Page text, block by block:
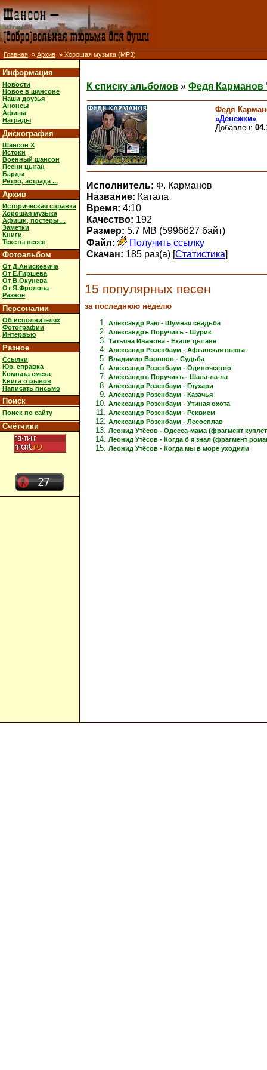
Главная » Архив » Хорошая музыка (MP3)
Информация
Новости
Новое в шансоне
Наши друзья
Анонсы
Афиша
Награды
Дискография
Шансон X
Истоки
Военный шансон
Песни цыган
Барды
Ретро, эстрада ...
Архив
Историческая справка
Хорошая музыка
Афиши, постеры ...
Заметки
Книги
Тексты песен
Фотоальбом
От Д.Анискевича
От Е.Гиршева
От В.Окунева
От Я.Фролова
Разное
Персоналии
Об исполнителях
Фотографии
Интервью
Разное
Ссылки
Юр. справка
Комната смеха
Книга отзывов
Написать письмо
Поиск
Поиск по сайту
Счётчики
К списку альбомов » Федя Карманов
Федя
«Денежки»
Добавлен:
Исполнитель: Ф. Карманов
Название: Катала
Время: 4:10
Качество: 192
Размер: 5.7 MB (5996627 байт)
Файл:
Получить ссылку
Скачан: 185 раз(а) [Статистика]
15 популярных песен
за последнюю неделю
Александр Раю - Шумная свадьба
Александръ Поручикъ - Шурик
Татьяна Иванова - Ехали цыгане
Александр Розенбаум - Афганская вьюга
Владимир Воронов - Судьба
Александр Розенбаум - Одиночество
Александръ Поручикъ - Шала-ла-ла
Александр Розенбаум - Глухари
Александр Розенбаум - Казачья
Александр Розенбаум - Утиная охота
Александр Розенбаум - Реквием
Александр Розенбаум - Лесосплав
Леонид Утёсов - Одесса-мама (фрагмент
Леонид Утёсов - Когда б я знал (фрагмент
Леонид Утёсов - Когда мы в море уходили